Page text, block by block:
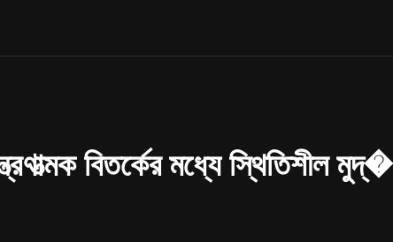
বিতর্কের মধ্যে স্থিতিশীল মুদ্�